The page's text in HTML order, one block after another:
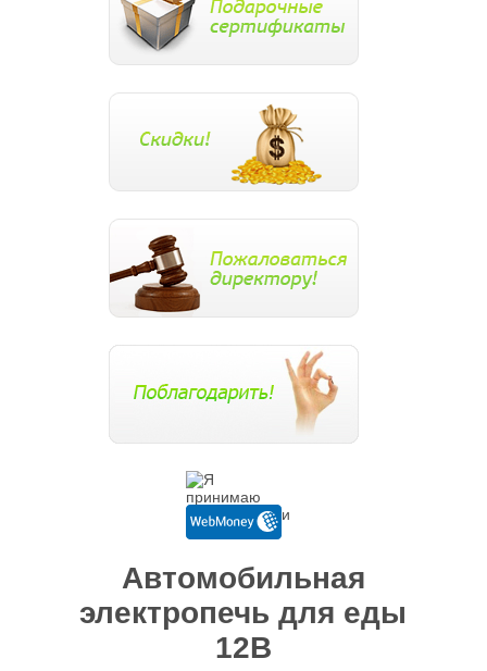
Автомобильная
электропечь для еды
12В